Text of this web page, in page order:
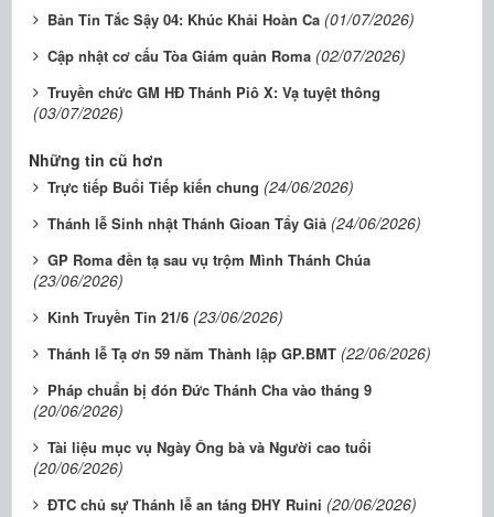
Bản Tin Tắc Sậy 04: Khúc Khải Hoàn Ca (01/07/2026)
Cập nhật cơ cấu Tòa Giám quản Roma (02/07/2026)
Truyền chức GM HĐ Thánh Piô X: Vạ tuyệt thông
(03/07/2026)
Những tin cũ hơn
Trực tiếp Buổi Tiếp kiến chung (24/06/2026)
Thánh lễ Sinh nhật Thánh Gioan Tẩy Giả (24/06/2026)
GP Roma đền tạ sau vụ trộm Mình Thánh Chúa
(23/06/2026)
Kinh Truyền Tin 21/6 (23/06/2026)
Thánh lễ Tạ ơn 59 năm Thành lập GP.BMT (22/06/2026)
Pháp chuẩn bị đón Đức Thánh Cha vào tháng 9
(20/06/2026)
Tài liệu mục vụ Ngày Ông bà và Người cao tuổi
(20/06/2026)
ĐTC chủ sự Thánh lễ an táng ĐHY Ruini (20/06/2026)